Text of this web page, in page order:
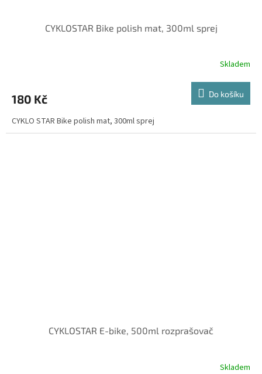
CYKLOSTAR Bike polish mat, 300ml sprej
Skladem
180 Kč Do košíku
CYKLO STAR Bike polish mat, 300ml sprej
CYKLOSTAR E-bike, 500ml rozprašovač
Skladem